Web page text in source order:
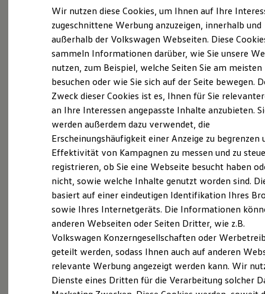
Elektroautos
ID. Tutorials
Elektrofahrzeugkonzepte
Reichweite
Reichweite der ID. Modelle
Reichweite im Winter
Laden
Laden unterwegs
Laden Zuhause
Ladezeitensimulator
Batterie
Sicherheit
Garantie und Lebensdauer
Nachhaltigkeit
Technologie
Kosten und Kauf
Verbrauchskosten
Kaufoptionen
E-Auto-Förderung
Software und Konnektivität
Die ID. Software 6
ID. Software Versionen und Updates
Digitale Extras
Schnittstellen zu Ihrem ID.
(Impressum & Rechtliches)
Ganz selbstverständlich.Das
Gebrauchtwagen-
Leistungsversprechen.
Rundum sicher: der 360°Gebrauchtwagen-
Bevor ein VolkswagenZertifizierter
Gebrauchtwagenan unsere Kunden
übergeben wird, prüfen wir den Zustand
Wir nutzen diese Cookies, um Ihnen auf Ihre
zugeschnittene Werbung anzuzeigen, innerhalb und
außerhalb der Volkswagen Webseiten. Diese
sammeln Informationen darüber, wie Sie unsere
nutzen, zum Beispiel, welche Seiten Sie am meisten
besuchen oder wie Sie sich auf der Seite bewegen.
Zweck dieser Cookies ist es, Ihnen für Sie
an Ihre Interessen angepasste Inhalte anzubieten.
werden außerdem dazu verwendet, die
Erscheinungshäufigkeit einer Anzeige zu begrenzen
Effektivität von Kampagnen zu messen und zu
registrieren, ob Sie eine Webseite besucht haben
nicht, sowie welche Inhalte genutzt worden sind.
basiert auf einer eindeutigen Identifikation Ihres
sowie Ihres Internetgeräts. Die Informationen
anderen Webseiten oder Seiten Dritter, wie z.B.
Volkswagen Konzerngesellschaften oder
geteilt werden, sodass Ihnen auch auf anderen
relevante Werbung angezeigt werden kann. Wir
Dienste eines Dritten für die Verarbeitung solcher